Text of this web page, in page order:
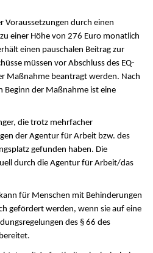
Voraussetzungen durch einen
einer Höhe von 276 Euro monatlich
einen pauschalen Beitrag zur
müssen vor Abschluss des EQ-
Maßnahme beantragt werden. Nach
Beginn der Maßnahme ist eine
die trotz mehrfacher
der Agentur für Arbeit bzw. des
gefunden haben. Die
durch die Agentur für Arbeit/das
für Menschen mit Behinderungen
gefördert werden, wenn sie auf eine
des § 66 des